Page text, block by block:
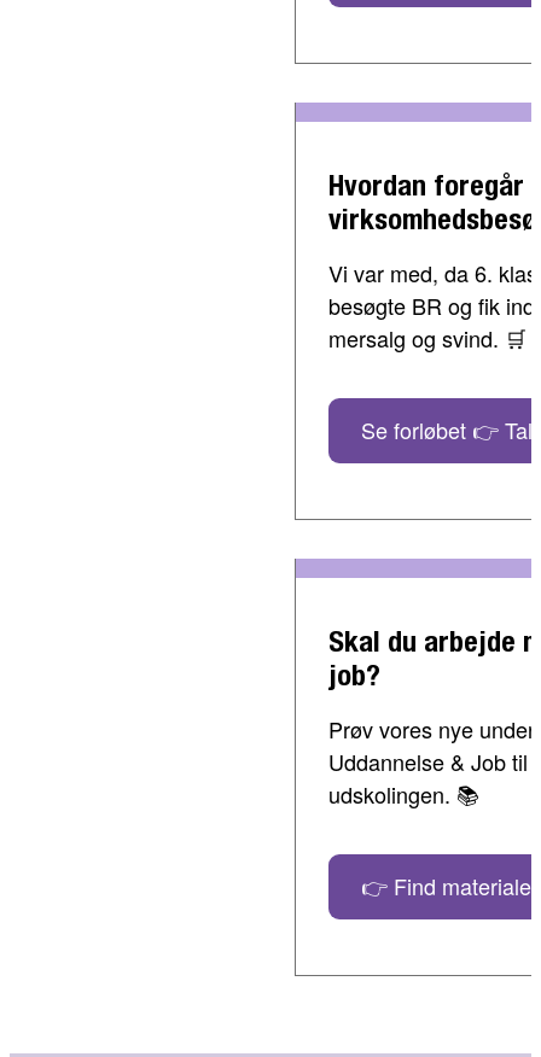
Hvordan foregår
Vi var med, da 6.
besøgte BR og fik
mersalg og svind. 🛒
Se forløbet 👉 Tal
Skal du arbejde
job?
Prøv vores nye
Uddannelse & Job til
udskolingen. 📚
👉 Find